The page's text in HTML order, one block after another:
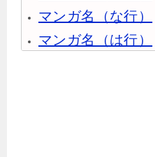
マンガ名（な行）
マンガ名（は行）